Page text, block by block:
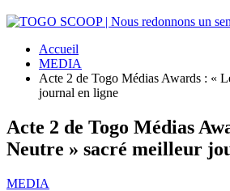
Accueil
MEDIA
Acte 2 de Togo Médias Awards : «
journal en ligne
Acte 2 de Togo Médias
Neutre » sacré meilleur
MEDIA